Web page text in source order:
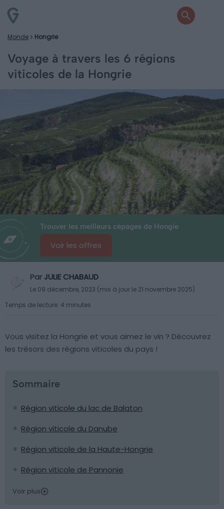
Monde Hongrie
Voyage à travers les 6 régions
viticoles de la Hongrie
Trouver les meilleurs cépages de Hongie
Voir les offres
Par JULIE CHABAUD
Le 09 décembre, 2023 (mis à jour le 21 novembre 2025)
Temps de lecture: 4 minutes
Vous visitez la Hongrie et vous aimez le vin ? Découvrez
les trésors des régions viticoles du pays !
Sommaire
Région viticole du lac de Balaton
Région viticole du Danube
Région viticole de la Haute-Hongrie
Région viticole de Pannonie
Voir plus